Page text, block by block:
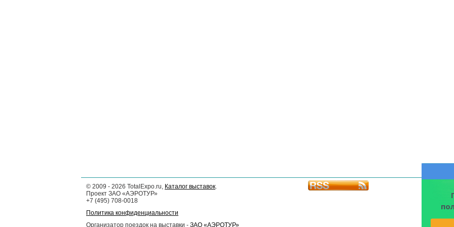
© 2009 - 2026 TotalExpo.ru, Каталог выставок.
Проект ЗАО «АЭРОТУР»
+7 (495) 708-0018
Политика конфиденциальности
Организатор поездок на выставки - ЗАО «АЭРОТУР»